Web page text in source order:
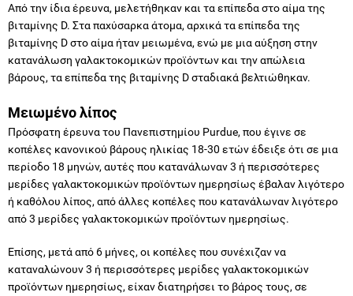
Από την ίδια έρευνα, μελετήθηκαν και τα επίπεδα στο αίμα της
βιταμίνης D. Στα παχύσαρκα άτομα, αρχικά τα επίπεδα της
βιταμίνης D στο αίμα ήταν μειωμένα, ενώ με μια αύξηση στην
κατανάλωση γαλακτοκομικών προϊόντων και την απώλεια
βάρους, τα επίπεδα της βιταμίνης D σταδιακά βελτιώθηκαν.
Mειωμένο λίπος
Πρόσφατη έρευνα του Πανεπιστημίου Purdue, που έγινε σε
κοπέλες κανονικού βάρους ηλικίας 18-30 ετών έδειξε ότι σε μια
περίοδο 18 μηνών, αυτές που κατανάλωναν 3 ή περισσότερες
μερίδες γαλακτοκομικών προϊόντων ημερησίως έβαλαν λιγότερο
ή καθόλου λίπος, από άλλες κοπέλες που κατανάλωναν λιγότερο
από 3 μερίδες γαλακτοκομικών προϊόντων ημερησίως.
Επίσης, μετά από 6 μήνες, οι κοπέλες που συνέχιζαν να
καταναλώνουν 3 ή περισσότερες μερίδες γαλακτοκομικών
προϊόντων ημερησίως, είχαν διατηρήσει το βάρος τους, σε